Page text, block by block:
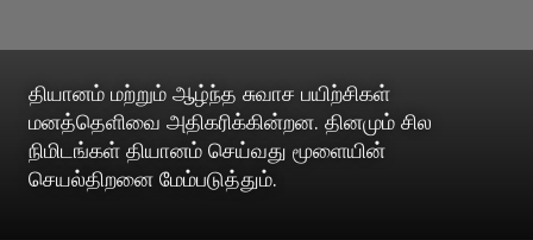
தியானம் மற்றும் ஆழ்ந்த சுவாச பயிற்சிகள்
மனத்தெளிவை அதிகரிக்கின்றன. தினமும் சில
நிமிடங்கள் தியானம் செய்வது மூளையின்
செயல்திறனை மேம்படுத்தும்.